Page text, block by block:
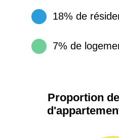
18% de
7% de
Proportion